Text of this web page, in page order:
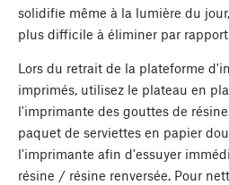
solidifie même à la lumière du
plus difficile à éliminer par
Lors du retrait de la plateforme
imprimés, utilisez le plateau en
l'imprimante des gouttes de
paquet de serviettes en papier
l'imprimante afin d'essuyer
résine / résine renversée. Pour